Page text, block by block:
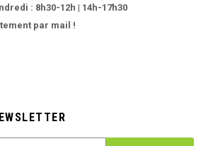
: 8h30-12h | 14h-17h30
par mail !